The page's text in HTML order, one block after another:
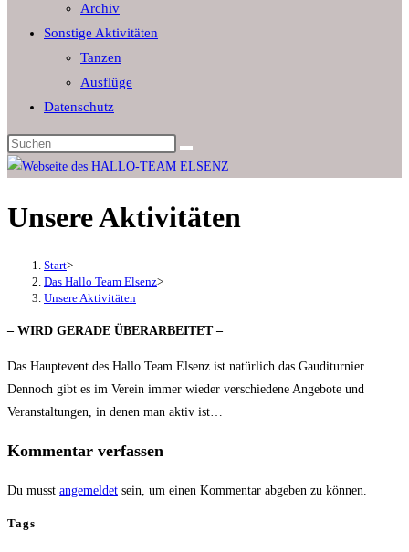
Archiv
Sonstige Aktivitäten
Tanzen
Ausflüge
Datenschutz
Diese
Website
Unsere Aktivitäten
Start>
Das Hallo Team Elsenz>
Unsere Aktivitäten
– WIRD GERADE ÜBERARBEITET –
Das Hauptevent des Hallo Team Elsenz ist natürlich das Gauditurnier.
Dennoch gibt es im Verein immer wieder verschiedene Angebote und
Veranstaltungen, in denen man aktiv ist…
Kommentar verfassen
Du musst angemeldet sein, um einen Kommentar abgeben zu können.
Tags